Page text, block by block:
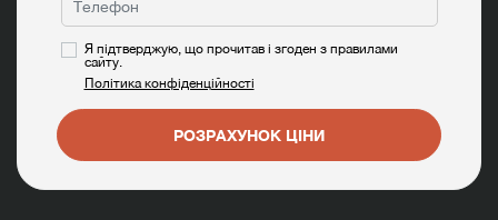
Я підтверджую, що прочитав і згоден з правилами
сайту.
Політика конфіденційності
РОЗРАХУНОК ЦІНИ